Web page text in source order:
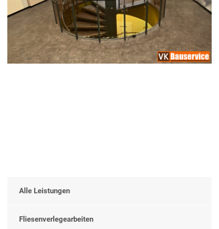
Alle Leistungen
Fliesenverlegearbeiten